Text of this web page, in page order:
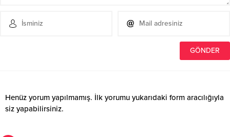
Henüz yorum yapılmamış. İlk yorumu yukarıdaki form aracılığıyla
siz yapabilirsiniz.